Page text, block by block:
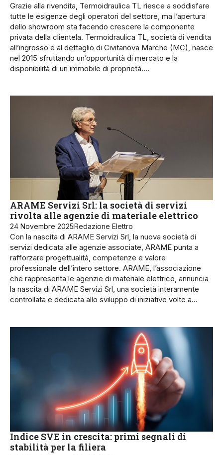
Grazie alla rivendita, Termoidraulica TL riesce a soddisfare
tutte le esigenze degli operatori del settore, ma l’apertura
dello showroom sta facendo crescere la componente
privata della clientela. Termoidraulica TL, società di vendita
all’ingrosso e al dettaglio di Civitanova Marche (MC), nasce
nel 2015 sfruttando un’opportunità di mercato e la
disponibilità di un immobile di proprietà.…
ARAME Servizi Srl: la società di servizi
rivolta alle agenzie di materiale elettrico
24 Novembre 2025Redazione Elettro
Con la nascita di ARAME Servizi Srl, la nuova società di
servizi dedicata alle agenzie associate, ARAME punta a
rafforzare progettualità, competenze e valore
professionale dell’intero settore. ARAME, l’associazione
che rappresenta le agenzie di materiale elettrico, annuncia
la nascita di ARAME Servizi Srl, una società interamente
controllata e dedicata allo sviluppo di iniziative volte a…
Indice SVE in crescita: primi segnali di
stabilità per la filiera